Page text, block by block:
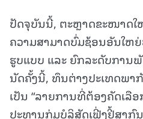
ປັດຈຸບັນນີ້, ຕະຫຼາດຂະໜາດໃ
ຄວາມສາມາດບົ່ມຊ້ອນອັນໃຫ
ຮູບແບບ ແລະ ຍົກລະດັບການ
ນັດຄັ້ງນີ້, ທຶນຕ່າງປະເທດພາ
ເປັນ “ລາຍການທີ່ຕ້ອງຄັດເລື
ປະທານກຸ່ມບໍລິສັດເຟີ່ງຢີ້ສາກົ